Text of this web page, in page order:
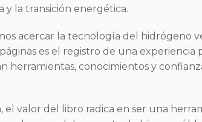
y la transición energética.
acercar la tecnología del hidrógeno
es el registro de una
conocimientos y
el valor del libro radica en ser una